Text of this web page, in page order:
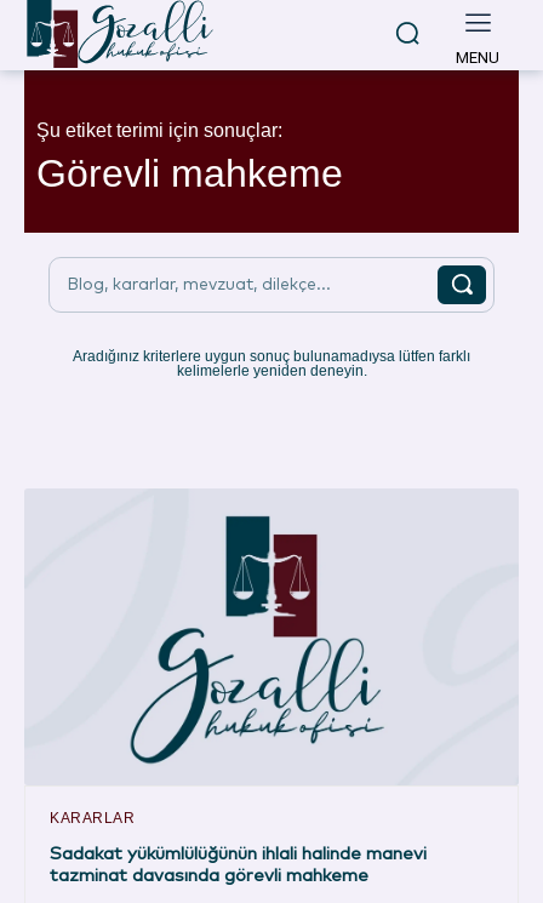
MENU
Şu etiket terimi için sonuçlar:
Görevli mahkeme
Blog, kararlar, mevzuat, dilekçe...
Aradığınız kriterlere uygun sonuç bulunamadıysa lütfen farklı
kelimelerle yeniden deneyin.
KARARLAR
Sadakat yükümlülüğünün ihlali halinde manevi
tazminat davasında görevli mahkeme